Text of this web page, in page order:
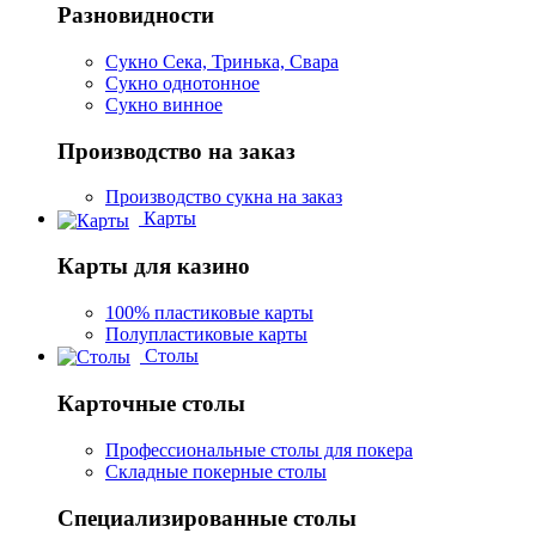
Разновидности
Сукно Сека, Тринька, Свара
Сукно однотонное
Сукно винное
Производство на заказ
Производство сукна на заказ
Карты
Карты для казино
100% пластиковые карты
Полупластиковые карты
Столы
Карточные столы
Профессиональные столы для покера
Складные покерные столы
Специализированные столы